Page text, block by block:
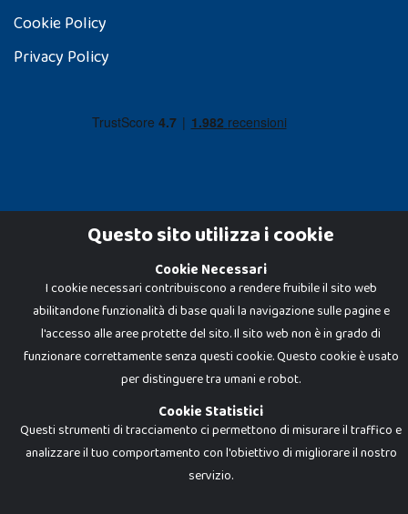
Cookie Policy
Privacy Policy
Dadi e Mattoncini è un brand di Giocabene Srl. Ogni riproduzione o utilizzo non
espressamente autorizzato è severamente vietato. Tutti i loghi, marchi,
brand elencati nel presente shop sono di proprietà dei rispettivi titolari.
I prezzi e le promozioni pubblicate potrebbero differire da quanto esposto in
negozio.
Giocabene Srl - via della Posta 8, 20123 Milano (MI)
P.IVA 02608090425 - REA AN201199 - C.S. 10.000 i.v.
Questo sito utilizza i cookie
Cookie Necessari
I cookie necessari contribuiscono a rendere fruibile il sito web
abilitandone funzionalità di base quali la navigazione sulle pagine e
l'accesso alle aree protette del sito. Il sito web non è in grado di
funzionare correttamente senza questi cookie. Questo cookie è usato
per distinguere tra umani e robot.
Cookie Statistici
Questi strumenti di tracciamento ci permettono di misurare il traffico e
analizzare il tuo comportamento con l'obiettivo di migliorare il nostro
servizio.